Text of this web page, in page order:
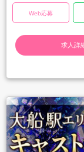
Web応募
求人詳